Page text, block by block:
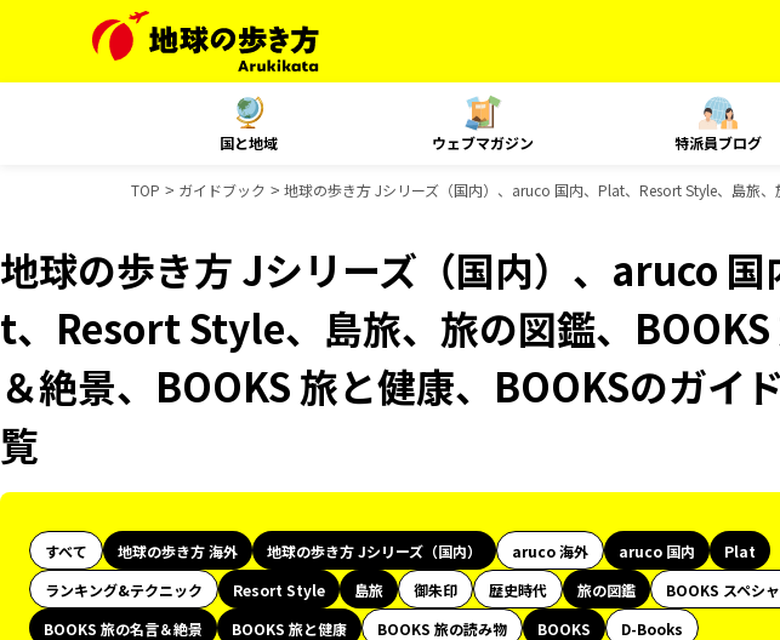
国と地域 ウェブマガジン 特派員ブログ
TOP ガイドブック 地球の歩き方 Jシリーズ（国内）、aruco 国内、Plat、Resort Style、島旅
地球の歩き方 Jシリーズ（国内）、aruco
t、Resort Style、島旅、旅の図鑑、BOOKS
＆絶景、BOOKS 旅と健康、BOOKSのガイ
覧
すべて 地球の歩き方 海外 地球の歩き方 Jシリーズ（国内） aruco 海外 aruco 国内
Plat
ランキング&テクニック
Resort Style 島旅 御朱印 歴史時代 旅の図鑑
BOOKS スペシ
BOOKS 旅の名言＆絶景
BOOKS 旅と健康 BOOKS 旅の読み物 BOOKS
D-Books